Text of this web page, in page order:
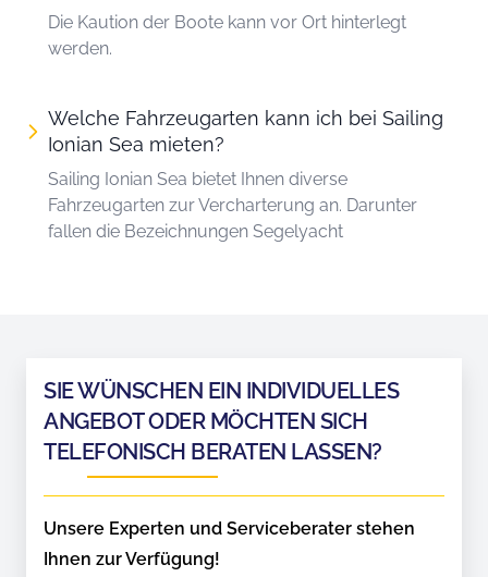
Die Kaution der Boote kann vor Ort hinterlegt
werden.
Welche Fahrzeugarten kann ich bei Sailing
Ionian Sea mieten?
Sailing Ionian Sea bietet Ihnen diverse
Fahrzeugarten zur Vercharterung an. Darunter
fallen die Bezeichnungen Segelyacht
SIE WÜNSCHEN EIN INDIVIDUELLES
ANGEBOT ODER MÖCHTEN SICH
TELEFONISCH BERATEN LASSEN?
Unsere Experten und Serviceberater stehen
Ihnen zur Verfügung!